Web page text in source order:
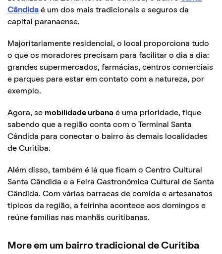
Cândida é um dos mais tradicionais e seguros da
capital paranaense.
Majoritariamente residencial, o local proporciona tudo
o que os moradores precisam para facilitar o dia a dia:
grandes supermercados, farmácias, centros comerciais
e parques para estar em contato com a natureza, por
exemplo.
Agora, se mobilidade urbana é uma prioridade, fique
sabendo que a região conta com o Terminal Santa
Cândida para conectar o bairro às demais localidades
de Curitiba.
Além disso, também é lá que ficam o Centro Cultural
Santa Cândida e a Feira Gastronômica Cultural de Santa
Cândida. Com várias barracas de comida e artesanatos
típicos da região, a feirinha acontece aos domingos e
reúne famílias nas manhãs curitibanas.
More em um bairro tradicional de Curitiba